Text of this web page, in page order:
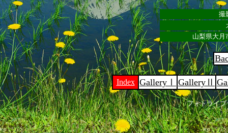
撮
山梨県大月
Index GalleryⅠ GalleryⅡ
フォトライ